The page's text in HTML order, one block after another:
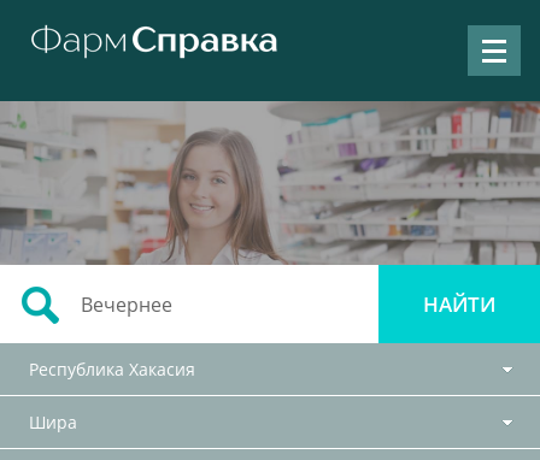
Республика Хакасия
Шира